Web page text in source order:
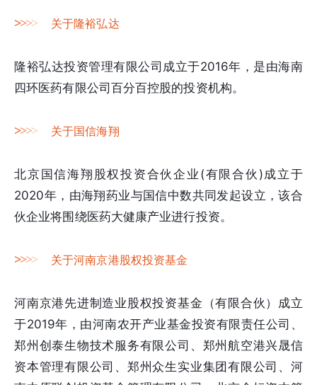
>>>> 关于隆裕弘达
隆裕弘达投资管理有限公司成立于2016年，是由海南
四环医药有限公司百分百控股的投资机构。
>>>> 关于国信海翔
北京国信海翔股权投资合伙企业(有限合伙)成立于
2020年，由海翔药业与国信中数共同发起设立，该合
伙企业将围绕医药大健康产业进行投资。
>>>> 关于河南京港股权投资基金
河南京港先进制造业股权投资基金（有限合伙）成立
于2019年，由河南农开产业基金投资有限责任公司、
郑州创泰生物技术服务有限公司、郑州航空港兴晟信
资本管理有限公司、郑州众生实业集团有限公司、河